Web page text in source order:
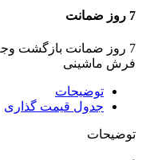
7 روز ضمانت
7 روز ضمانت بازگشت
فرش ماشینی
توضیحات
جدول قیمت گذاری
توضیحات